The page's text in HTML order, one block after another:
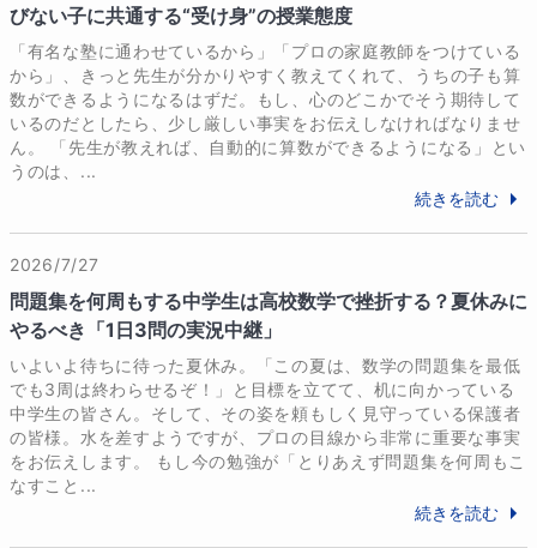
びない子に共通する“受け身”の授業態度
「有名な塾に通わせているから」「プロの家庭教師をつけている
から」、きっと先生が分かりやすく教えてくれて、うちの子も算
数ができるようになるはずだ。もし、心のどこかでそう期待して
いるのだとしたら、少し厳しい事実をお伝えしなければなりませ
ん。 「先生が教えれば、自動的に算数ができるようになる」とい
うのは、...
続きを読む
2026/7/27
問題集を何周もする中学生は高校数学で挫折する？夏休みに
やるべき「1日3問の実況中継」
いよいよ待ちに待った夏休み。「この夏は、数学の問題集を最低
でも3周は終わらせるぞ！」と目標を立てて、机に向かっている
中学生の皆さん。そして、その姿を頼もしく見守っている保護者
の皆様。水を差すようですが、プロの目線から非常に重要な事実
をお伝えします。 もし今の勉強が「とりあえず問題集を何周もこ
なすこと...
続きを読む